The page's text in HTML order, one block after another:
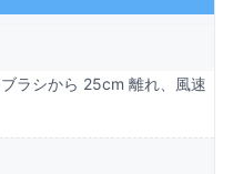
ラシから 25cm 離れ、風速